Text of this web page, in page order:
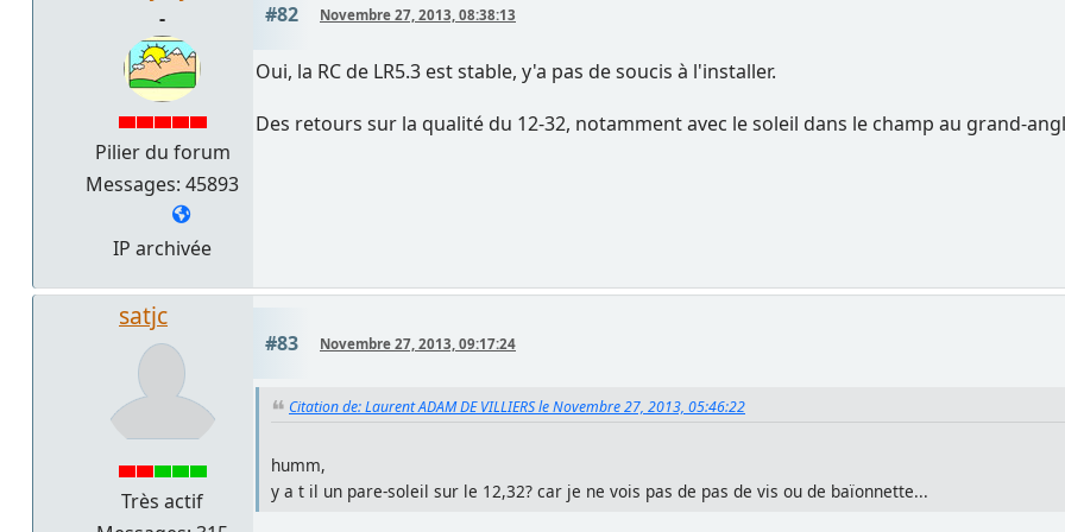
-
Pilier du forum
Messages: 45893
IP archivée
#82 Novembre 27, 2013, 08:38:13
Oui, la RC de LR5.3 est stable, y'a pas de soucis à l'installer.
Des retours sur la qualité du 12-32, notamment avec le soleil dans le champ au grand-
satjc
Très actif
#83 Novembre 27, 2013, 09:17:24
Citation de: Laurent ADAM DE VILLIERS le Novembre 27, 2013, 05:46:22
humm,
y a t il un pare-soleil sur le 12,32? car je ne vois pas de pas de vis ou de baïonnette...